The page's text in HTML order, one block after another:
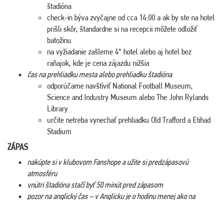
štadióna
check-in býva zvyčajne od cca 14:00 a ak by ste na hotel
prišli skôr, štandardne si na recepcii môžete odložiť
batožinu
na vyžiadanie zašleme 4* hotel alebo aj hotel bez
raňajok, kde je cena zájazdu nižšia
čas na prehliadku mesta alebo prehliadku štadióna
odporúčame navštíviť National Football Museum,
Science and Industry Museum alebo The John Rylands
Library
určite netreba vynechať prehliadku Old Trafford a Etihad
Stadium
ZÁPAS
nakúpte si v klubovom Fanshope a užite si predzápasovú
atmosféru
vnútri štadióna stačí byť 50 minút pred zápasom
pozor na anglický čas – v Anglicku je o hodinu menej ako na